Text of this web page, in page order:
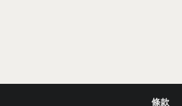
條款